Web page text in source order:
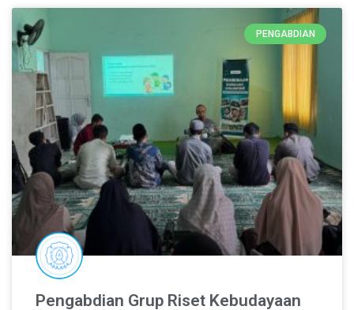
PENGABDIAN
Pengabdian Grup Riset Kebudayaan